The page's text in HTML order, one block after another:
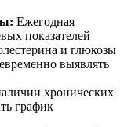
Ежегодная
показателей
и глюкозы
выявлять
хронических
график